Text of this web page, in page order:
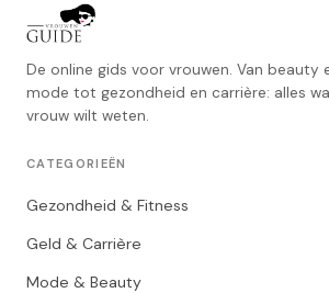
De online gids voor vrouwen. Van beauty
mode tot gezondheid en carrière: alles
vrouw wilt weten.
CATEGORIEËN
Gezondheid & Fitness
Geld & Carrière
Mode & Beauty